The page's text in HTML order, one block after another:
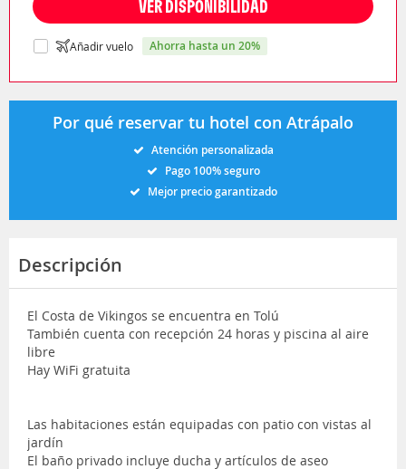
VER DISPONIBILIDAD
Añadir vuelo ahorra hasta un 20%
Por qué reservar tu hotel con Atrápalo
Atención personalizada
Pago 100% seguro
Mejor precio garantizado
Descripción
El Costa de Vikingos se encuentra en Tolú
También cuenta con recepción 24 horas y piscina al aire
libre
Hay WiFi gratuita
Las habitaciones están equipadas con patio con vistas al
jardín
El baño privado incluye ducha y artículos de aseo